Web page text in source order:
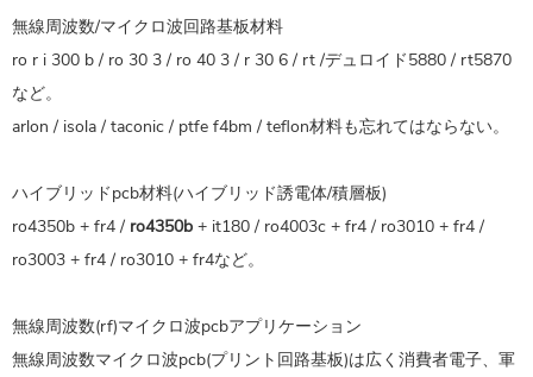
無線周波数/マイクロ波回路基板材料
ro r i 300 b / ro 30 3 / ro 40 3 / r 30 6 / rt /デュロイド5880 / rt5870
など。
arlon / isola / taconic / ptfe f4bm / teflon材料も忘れてはならない。
ハイブリッドpcb材料(ハイブリッド誘電体/積層板)
ro4350b + fr4 / ro4350b + it180 / ro4003c + fr4 / ro3010 + fr4 /
ro3003 + fr4 / ro3010 + fr4など。
無線周波数(rf)マイクロ波pcbアプリケーション
無線周波数マイクロ波pcb(プリント回路基板)は広く消費者電子、軍